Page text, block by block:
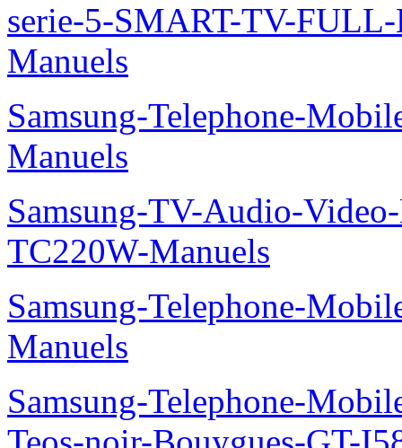
serie-5-SMART-TV-
Manuels
Samsung-Telephone-
Manuels
Samsung-TV-Audio-
TC220W-Manuels
Samsung-Telephone-
Manuels
Samsung-Telephone-